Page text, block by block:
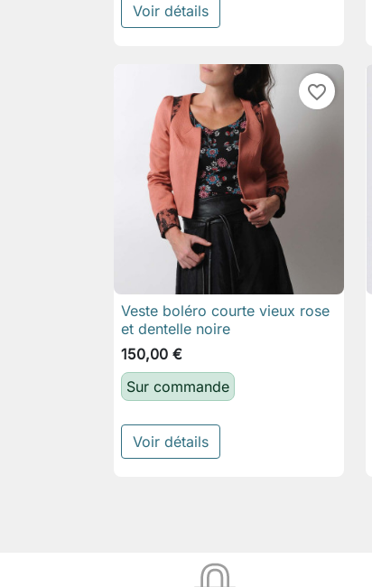
Voir détails
favorite_border
 Aperçu rapide
Veste boléro courte vieux rose
et dentelle noire
150,00 €
Sur commande
Voir détails